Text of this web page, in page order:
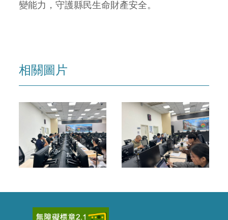
變能力，守護縣民生命財產安全。
相關圖片